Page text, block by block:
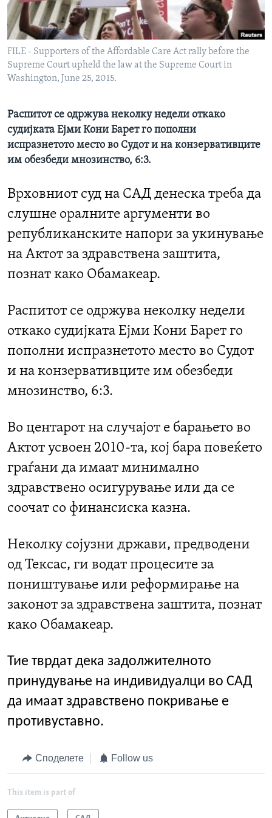
ИНТЕРВЈУА
Јазици
FILE - Supporters of the Affordable Care Act rally before the
Supreme Court upheld the law at the Supreme Court in
Washington, June 25, 2015.
Распитот се одржува неколку недели откако
судијката Ејми Кони Барет го пополни
испразнетото место во Судот и на конзервативците
им обезбеди мнозинство, 6:3.
Врховниот суд на САД денеска треба да
слушне оралните аргументи во
републиканските напори за укинување
на Актот за здравствена заштита,
познат како Обамакеар.
Распитот се одржува неколку недели
откако судијката Ејми Кони Барет го
пополни испразнетото место во Судот
и на конзервативците им обезбеди
мнозинство, 6:3.
Во центарот на случајот е барањето во
Актот усвоен 2010-та, кој бара повеќето
граѓани да имаат минимално
здравствено осигурување или да се
соочат со финансиска казна.
Неколку сојузни држави, предводени
од Тексас, ги водат процесите за
поништување или реформирање на
законот за здравствена заштита, познат
како Обамакеар.
Тие тврдат дека задолжителното
принудување на индивидуалци во САД
да имаат здравствено покривање е
противуставно.
Споделете Follow us
This item is part of